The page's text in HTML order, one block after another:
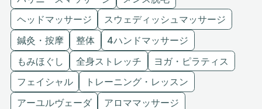
ヘッドマッサージ
スウェディッシュマッサージ
鍼灸・按摩
整体
4ハンドマッサージ
もみほぐし
全身ストレッチ
ヨガ・ピラティス
フェイシャル
トレーニング・レッスン
アーユルヴェーダ
アロママッサージ